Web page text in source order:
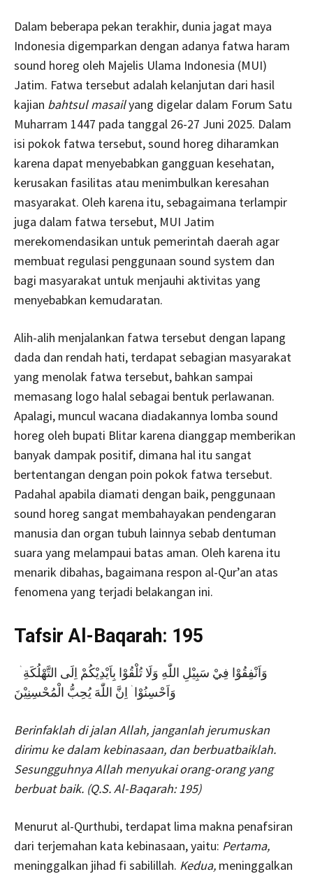
Dalam beberapa pekan terakhir, dunia jagat maya
Indonesia digemparkan dengan adanya fatwa haram
sound horeg oleh Majelis Ulama Indonesia (MUI)
Jatim. Fatwa tersebut adalah kelanjutan dari hasil
kajian bahtsul masailyang digelar dalam Forum Satu
Muharram 1447 pada tanggal 26-27 Juni 2025. Dalam
isi pokok fatwa tersebut, sound horeg diharamkan
karena dapat menyebabkan gangguan kesehatan,
kerusakan fasilitas atau menimbulkan keresahan
masyarakat. Oleh karena itu, sebagaimana terlampir
juga dalam fatwa tersebut, MUI Jatim
merekomendasikan untuk pemerintah daerah agar
membuat regulasi penggunaan sound system dan
bagi masyarakat untuk menjauhi aktivitas yang
menyebabkan kemudaratan.
Alih-alih menjalankan fatwa tersebut dengan lapang
dada dan rendah hati, terdapat sebagian masyarakat
yang menolak fatwa tersebut, bahkan sampai
memasang logo halal sebagai bentuk perlawanan.
Apalagi, muncul wacana diadakannya lomba sound
horeg oleh bupati Blitar karena dianggap memberikan
banyak dampak positif, dimana hal itu sangat
bertentangan dengan poin pokok fatwa tersebut.
Padahal apabila diamati dengan baik, penggunaan
sound horeg sangat membahayakan pendengaran
manusia dan organ tubuh lainnya sebab dentuman
suara yang melampaui batas aman. Oleh karena itu
menarik dibahas, bagaimana respon al-Qur’an atas
fenomena yang terjadi belakangan ini.
Tafsir Al-Baqarah: 195
وَاَنْفِقُوْا فِيْ سَبِيْلِ اللّٰهِ وَلَا تُلْقُوْا بِاَيْدِيْكُمْ اِلَى التَّهْلُكَةِ ۛ
وَاَحْسِنُوْا ۛ اِنَّ اللّٰهَ يُحِبُّ الْمُحْسِنِيْنَ
Berinfaklah di jalan Allah, janganlah jerumuskan
dirimu ke dalam kebinasaan, dan berbuatbaiklah.
Sesungguhnya Allah menyukai orang-orang yang
berbuat baik. (Q.S. Al-Baqarah: 195)
Menurut al-Qurthubi, terdapat lima makna penafsiran
dari terjemahan kata kebinasaan, yaitu: Pertama,
meninggalkan jihad fi sabilillah. Kedua, meninggalkan